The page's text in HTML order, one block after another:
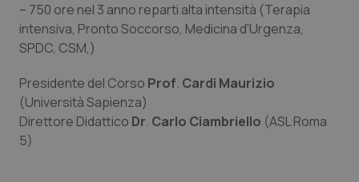
Valle D’Aosta
Oncodermatologia
Oncologia & Nutrizione
– 750 ore nel 3 anno reparti alta intensità (Terapia
intensiva, Pronto Soccorso, Medicina d'Urgenza,
SPDC, CSM,)
Presidente del Corso Prof. Cardi Maurizio
(Università Sapienza)
Direttore Didattico Dr. Carlo Ciambriello (ASL Roma
5)